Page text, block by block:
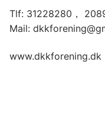
Tlf: 31228280，
Mail:
www.dkkforening.dk